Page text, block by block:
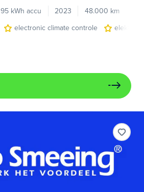
95 kWh accu 2023
48.000 km
electronic climate controle